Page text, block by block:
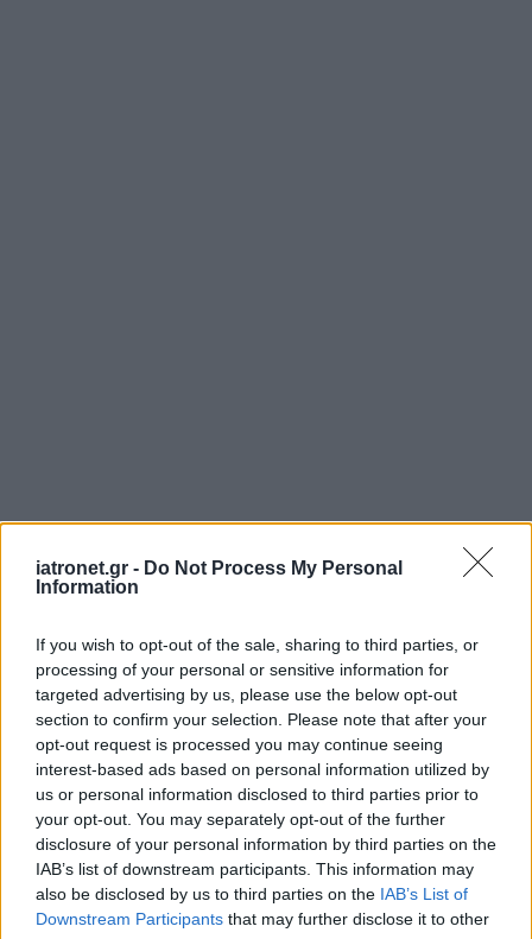
iatronet.gr - Do Not Process My Personal
Information
If you wish to opt-out of the sale, sharing to third parties, or
processing of your personal or sensitive information for
targeted advertising by us, please use the below opt-out
section to confirm your selection. Please note that after your
opt-out request is processed you may continue seeing
interest-based ads based on personal information utilized by
us or personal information disclosed to third parties prior to
your opt-out. You may separately opt-out of the further
disclosure of your personal information by third parties on the
IAB’s list of downstream participants. This information may
also be disclosed by us to third parties on the IAB’s List of
Downstream Participants that may further disclose it to other